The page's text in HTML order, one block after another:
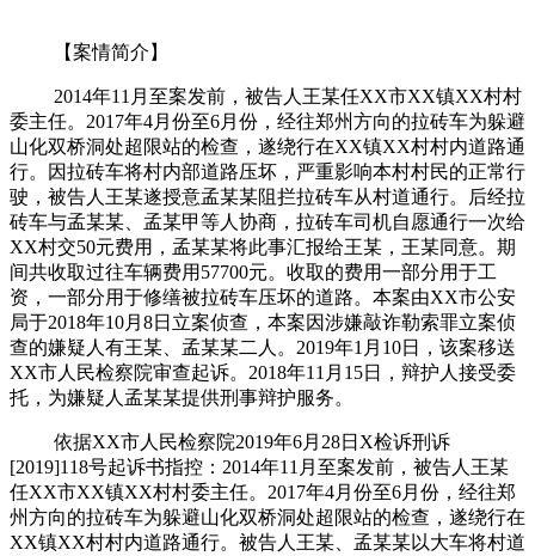
【案情简介】
2014年11月至案发前，被告人王某任XX市XX镇XX村村
委主任。2017年4月份至6月份，经往郑州方向的拉砖车为躲避
山化双桥洞处超限站的检查，遂绕行在XX镇XX村村内道路通
行。因拉砖车将村内部道路压坏，严重影响本村村民的正常行
驶，被告人王某遂授意孟某某阻拦拉砖车从村道通行。后经拉
砖车与孟某某、孟某甲等人协商，拉砖车司机自愿通行一次给
XX村交50元费用，孟某某将此事汇报给王某，王某同意。期
间共收取过往车辆费用57700元。收取的费用一部分用于工
资，一部分用于修缮被拉砖车压坏的道路。本案由XX市公安
局于2018年10月8日立案侦查，本案因涉嫌敲诈勒索罪立案侦
查的嫌疑人有王某、孟某某二人。2019年1月10日，该案移送
XX市人民检察院审查起诉。2018年11月15日，辩护人接受委
托，为嫌疑人孟某某提供刑事辩护服务。
依据XX市人民检察院2019年6月28日X检诉刑诉
[2019]118号起诉书指控：2014年11月至案发前，被告人王某
任XX市XX镇XX村村委主任。2017年4月份至6月份，经往郑
州方向的拉砖车为躲避山化双桥洞处超限站的检查，遂绕行在
XX镇XX村村内道路通行。被告人王某、孟某某以大车将村道